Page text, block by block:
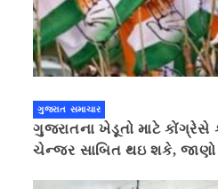
ગુજરાત સમાચાર
ગુજરાતના ખેડૂતો માટે
ચેન્જર સાબિત થઇ શકે,